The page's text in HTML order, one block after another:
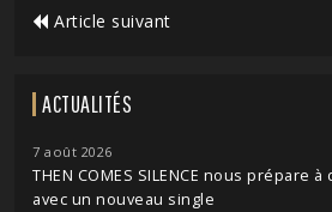
Article suivant
ACTUALITÉS
7 août 2026
THEN COMES SILENCE nous prépare
avec un nouveau single